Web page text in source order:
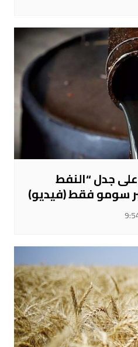
على جدل “النفط
سومو فقط (فيديو)